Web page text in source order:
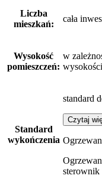
Liczba
mieszkań:
cała
Wysokość
pomieszczeń:
w
wysokości
Standard
wykończenia
standard
Czytaj
sterownik